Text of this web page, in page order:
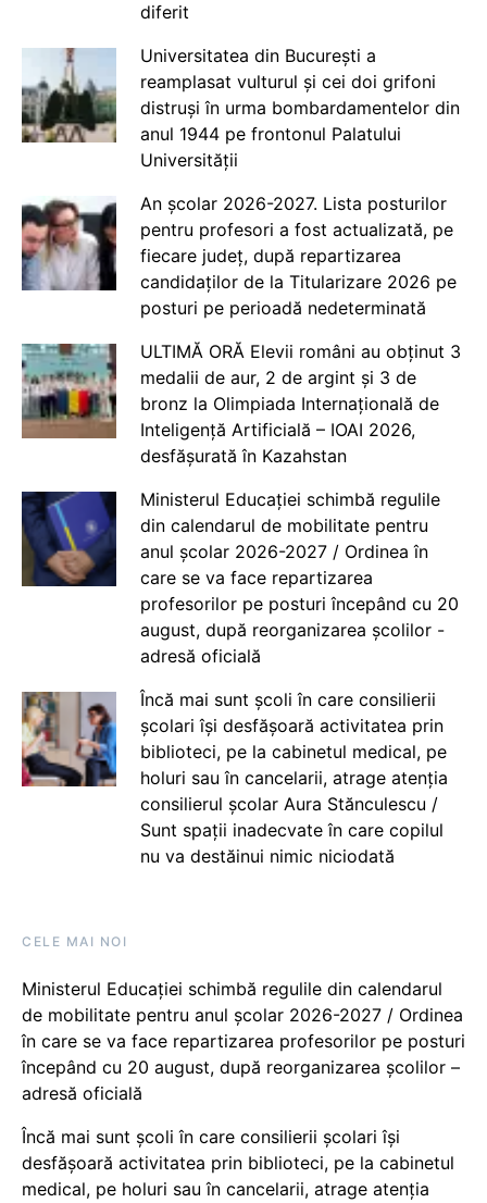
diferit
Universitatea din București a
reamplasat vulturul și cei doi grifoni
distruși în urma bombardamentelor din
anul 1944 pe frontonul Palatului
Universității
An școlar 2026-2027. Lista posturilor
pentru profesori a fost actualizată, pe
fiecare județ, după repartizarea
candidaților de la Titularizare 2026 pe
posturi pe perioadă nedeterminată
ULTIMĂ ORĂ Elevii români au obținut 3
medalii de aur, 2 de argint și 3 de
bronz la Olimpiada Internațională de
Inteligență Artificială – IOAI 2026,
desfășurată în Kazahstan
Ministerul Educației schimbă regulile
din calendarul de mobilitate pentru
anul școlar 2026-2027 / Ordinea în
care se va face repartizarea
profesorilor pe posturi începând cu 20
august, după reorganizarea școlilor -
adresă oficială
Încă mai sunt școli în care consilierii
școlari își desfășoară activitatea prin
biblioteci, pe la cabinetul medical, pe
holuri sau în cancelarii, atrage atenția
consilierul școlar Aura Stănculescu /
Sunt spații inadecvate în care copilul
nu va destăinui nimic niciodată
CELE MAI NOI
Ministerul Educației schimbă regulile din calendarul
de mobilitate pentru anul școlar 2026-2027 / Ordinea
în care se va face repartizarea profesorilor pe posturi
începând cu 20 august, după reorganizarea școlilor –
adresă oficială
Încă mai sunt școli în care consilierii școlari își
desfășoară activitatea prin biblioteci, pe la cabinetul
medical, pe holuri sau în cancelarii, atrage atenția